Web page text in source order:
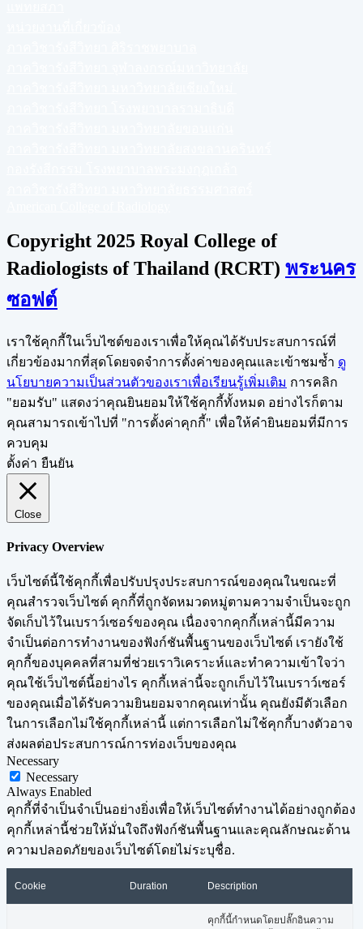
Copyright 2025 Royal College of
Radiologists of Thailand (RCRT) พระนคร
ซอฟต์
เราใช้คุกกี้ในเว็บไซต์ของเราเพื่อให้คุณได้รับประสบการณ์ที่
เกี่ยวข้องมากที่สุดโดยจดจำการตั้งค่าของคุณและเข้าชมซ้ำ ดู
นโยบายความเป็นส่วนตัวของเราเพื่อเรียนรู้เพิ่มเติม การคลิก
"ยอมรับ" แสดงว่าคุณยินยอมให้ใช้คุกกี้ทั้งหมด อย่างไรก็ตาม
คุณสามารถเข้าไปที่ "การตั้งค่าคุกกี้" เพื่อให้คำยินยอมที่มีการ
ควบคุม
ตั้งค่า ยืนยัน
Close
Privacy Overview
เว็บไซต์นี้ใช้คุกกี้เพื่อปรับปรุงประสบการณ์ของคุณในขณะที่
คุณสำรวจเว็บไซต์ คุกกี้ที่ถูกจัดหมวดหมู่ตามความจำเป็นจะถูก
จัดเก็บไว้ในเบราว์เซอร์ของคุณ เนื่องจากคุกกี้เหล่านี้มีความ
จำเป็นต่อการทำงานของฟังก์ชันพื้นฐานของเว็บไซต์ เรายังใช้
คุกกี้ของบุคคลที่สามที่ช่วยเราวิเคราะห์และทำความเข้าใจว่า
คุณใช้เว็บไซต์นี้อย่างไร คุกกี้เหล่านี้จะถูกเก็บไว้ในเบราว์เซอร์
ของคุณเมื่อได้รับความยินยอมจากคุณเท่านั้น คุณยังมีตัวเลือก
ในการเลือกไม่ใช้คุกกี้เหล่านี้ แต่การเลือกไม่ใช้คุกกี้บางตัวอาจ
ส่งผลต่อประสบการณ์การท่องเว็บของคุณ
Necessary
Necessary
Always Enabled
คุกกี้ที่จำเป็นจำเป็นอย่างยิ่งเพื่อให้เว็บไซต์ทำงานได้อย่างถูกต้อง
คุกกี้เหล่านี้ช่วยให้มั่นใจถึงฟังก์ชันพื้นฐานและคุณลักษณะด้าน
ความปลอดภัยของเว็บไซต์โดยไม่ระบุชื่อ.
Cookie Duration Description
คุกกี้นี้กำหนดโดยปลั๊กอินความ